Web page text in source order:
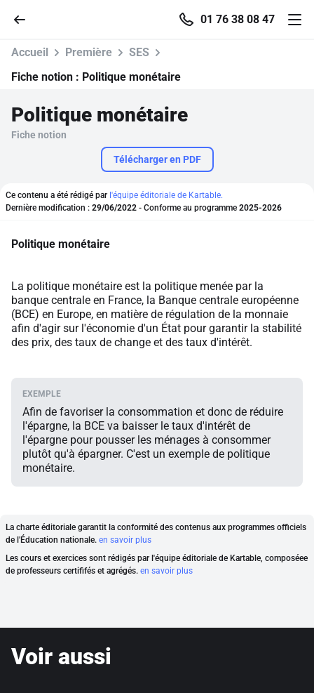
01 76 38 08 47
Accueil
Recherche
Pour profiter de 10 contenus offerts.
Accueil Première
SES
Fiche notion : Politique monétaire
Politique monétaire
Fiche notion
Télécharger en PDF
Ce contenu a été rédigé par l'équipe éditoriale de Kartable.
Dernière modification : 29/06/2022 - Conforme au programme 2025-2026
Politique monétaire
La politique monétaire est la politique menée par la
banque centrale en France, la Banque centrale européenne
(BCE) en Europe, en matière de régulation de la monnaie
afin d'agir sur l'économie d'un État pour garantir la stabilité
des prix, des taux de change et des taux d'intérêt.
Afin de favoriser la consommation et donc de réduire
l'épargne, la BCE va baisser le taux d'intérêt de
l'épargne pour pousser les ménages à consommer
plutôt qu'à épargner. C'est un exemple de politique
monétaire.
La charte éditoriale garantit la conformité des contenus aux programmes officiels
de l'Éducation nationale. en savoir plus
Les cours et exercices sont rédigés par l'équipe éditoriale de Kartable, composéee
de professeurs certififés et agrégés. en savoir plus
Voir aussi